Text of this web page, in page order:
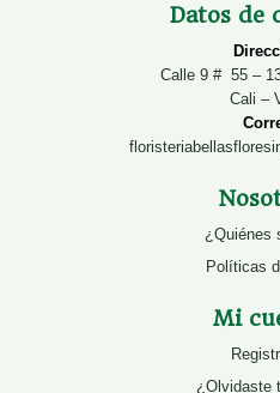
Datos de
Calle 9 # 55 –
Cali –
¿Quiénes
Políticas
Mi
¿Olvidaste